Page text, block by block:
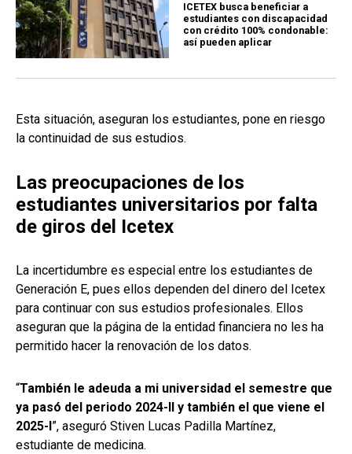
ICETEX busca beneficiar a
estudiantes con discapacidad
con crédito 100% condonable:
así pueden aplicar
Esta situación, aseguran los estudiantes, pone en riesgo
la continuidad de sus estudios.
Las preocupaciones de los
estudiantes universitarios por falta
de giros del Icetex
La incertidumbre es especial entre los estudiantes de
Generación E, pues ellos dependen del dinero del Icetex
para continuar con sus estudios profesionales. Ellos
aseguran que la página de la entidad financiera no les ha
permitido hacer la renovación de los datos.
“También le adeuda a mi universidad el semestre que
ya pasó del periodo 2024-II y también el que viene el
2025-I ”, aseguró Stiven Lucas Padilla Martínez,
estudiante de medicina.